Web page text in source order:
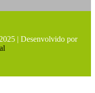
| Desenvolvido por